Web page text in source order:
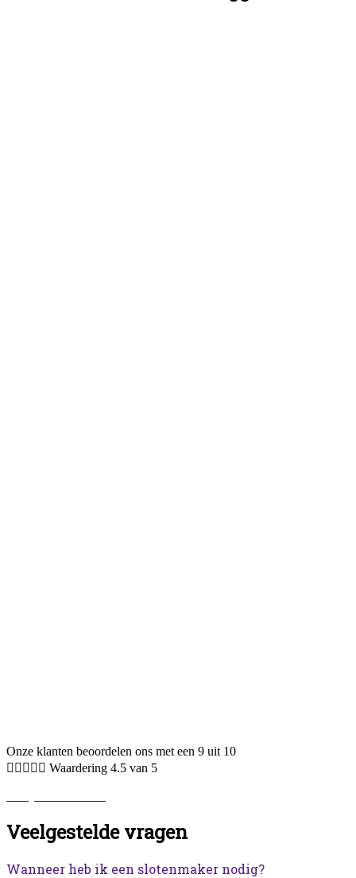
Onze klanten beoordelen ons met een 9 uit 10
     Waardering 4.5 van 5
Veelgestelde vragen
Wanneer heb ik een slotenmaker nodig?